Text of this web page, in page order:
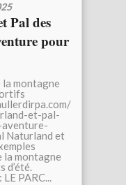
Pal des
pour
montagne
et-pal-
Naturland et
la montagne
d’été.
PARC...